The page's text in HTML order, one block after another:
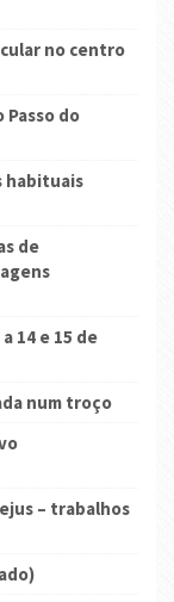
no centro
do
habituais
de
14 e 15 de
num troço
– trabalhos